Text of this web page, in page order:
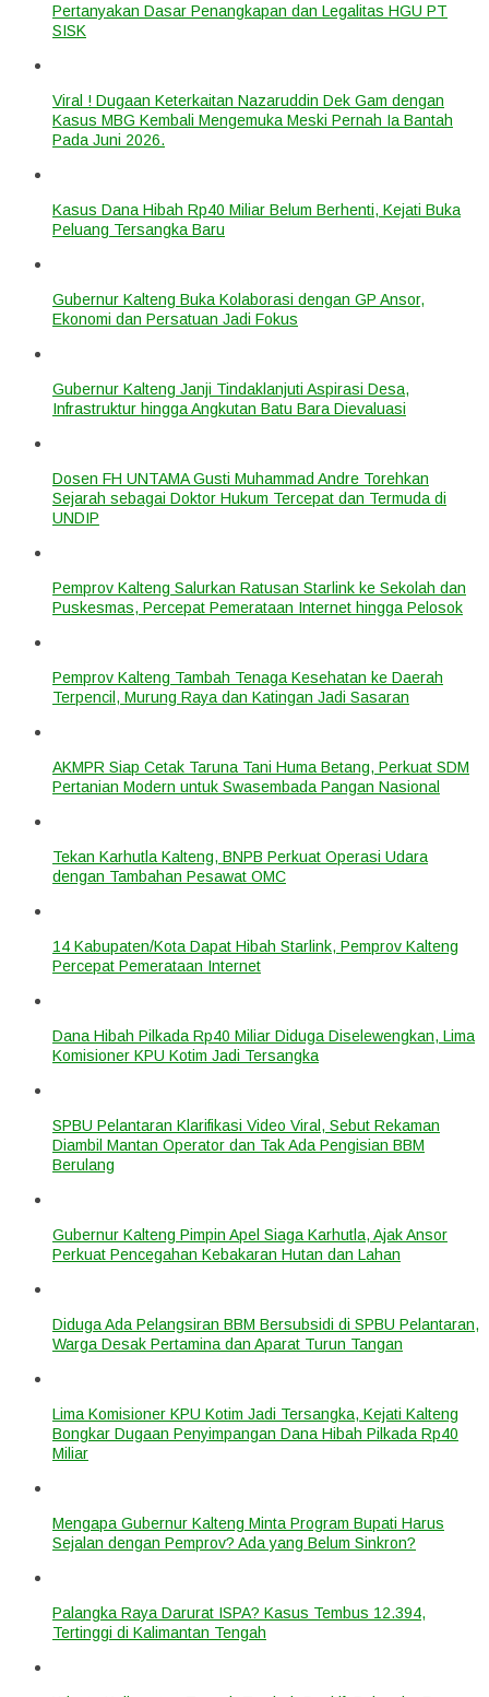
Pertanyakan Dasar Penangkapan dan Legalitas HGU PT
SISK
Viral ! Dugaan Keterkaitan Nazaruddin Dek Gam dengan
Kasus MBG Kembali Mengemuka Meski Pernah Ia Bantah
Pada Juni 2026.
Kasus Dana Hibah Rp40 Miliar Belum Berhenti, Kejati Buka
Peluang Tersangka Baru
Gubernur Kalteng Buka Kolaborasi dengan GP Ansor,
Ekonomi dan Persatuan Jadi Fokus
Gubernur Kalteng Janji Tindaklanjuti Aspirasi Desa,
Infrastruktur hingga Angkutan Batu Bara Dievaluasi
Dosen FH UNTAMA Gusti Muhammad Andre Torehkan
Sejarah sebagai Doktor Hukum Tercepat dan Termuda di
UNDIP
Pemprov Kalteng Salurkan Ratusan Starlink ke Sekolah dan
Puskesmas, Percepat Pemerataan Internet hingga Pelosok
Pemprov Kalteng Tambah Tenaga Kesehatan ke Daerah
Terpencil, Murung Raya dan Katingan Jadi Sasaran
AKMPR Siap Cetak Taruna Tani Huma Betang, Perkuat SDM
Pertanian Modern untuk Swasembada Pangan Nasional
Tekan Karhutla Kalteng, BNPB Perkuat Operasi Udara
dengan Tambahan Pesawat OMC
14 Kabupaten/Kota Dapat Hibah Starlink, Pemprov Kalteng
Percepat Pemerataan Internet
Dana Hibah Pilkada Rp40 Miliar Diduga Diselewengkan, Lima
Komisioner KPU Kotim Jadi Tersangka
SPBU Pelantaran Klarifikasi Video Viral, Sebut Rekaman
Diambil Mantan Operator dan Tak Ada Pengisian BBM
Berulang
Gubernur Kalteng Pimpin Apel Siaga Karhutla, Ajak Ansor
Perkuat Pencegahan Kebakaran Hutan dan Lahan
Diduga Ada Pelangsiran BBM Bersubsidi di SPBU Pelantaran,
Warga Desak Pertamina dan Aparat Turun Tangan
Lima Komisioner KPU Kotim Jadi Tersangka, Kejati Kalteng
Bongkar Dugaan Penyimpangan Dana Hibah Pilkada Rp40
Miliar
Mengapa Gubernur Kalteng Minta Program Bupati Harus
Sejalan dengan Pemprov? Ada yang Belum Sinkron?
Palangka Raya Darurat ISPA? Kasus Tembus 12.394,
Tertinggi di Kalimantan Tengah